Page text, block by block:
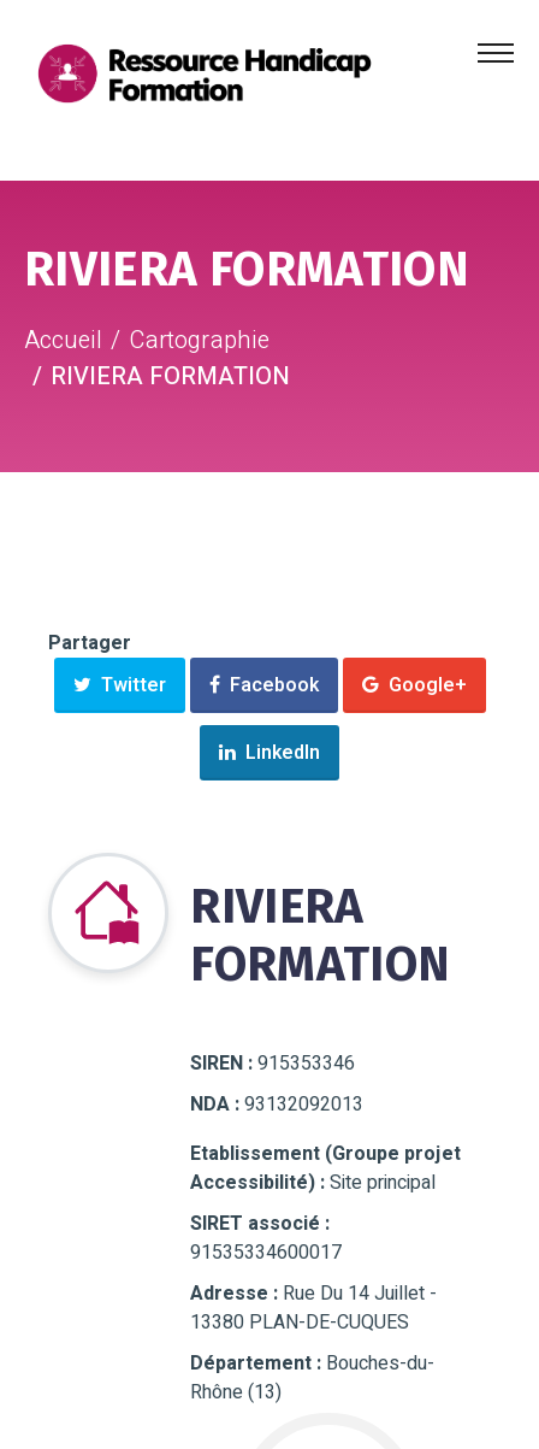
Menu
RIVIERA FORMATION
Accueil
Cartographie
RIVIERA FORMATION
Partager
Twitter
Facebook Google+
LinkedIn
RIVIERA
FORMATION
SIREN :915353346
NDA :93132092013
Etablissement (Groupe projet
Accessibilité) :Site principal
SIRET associé :
91535334600017
Adresse : Rue Du 14 Juillet -
13380 PLAN-DE-CUQUES
Département : Bouches-du-
Rhône (13)